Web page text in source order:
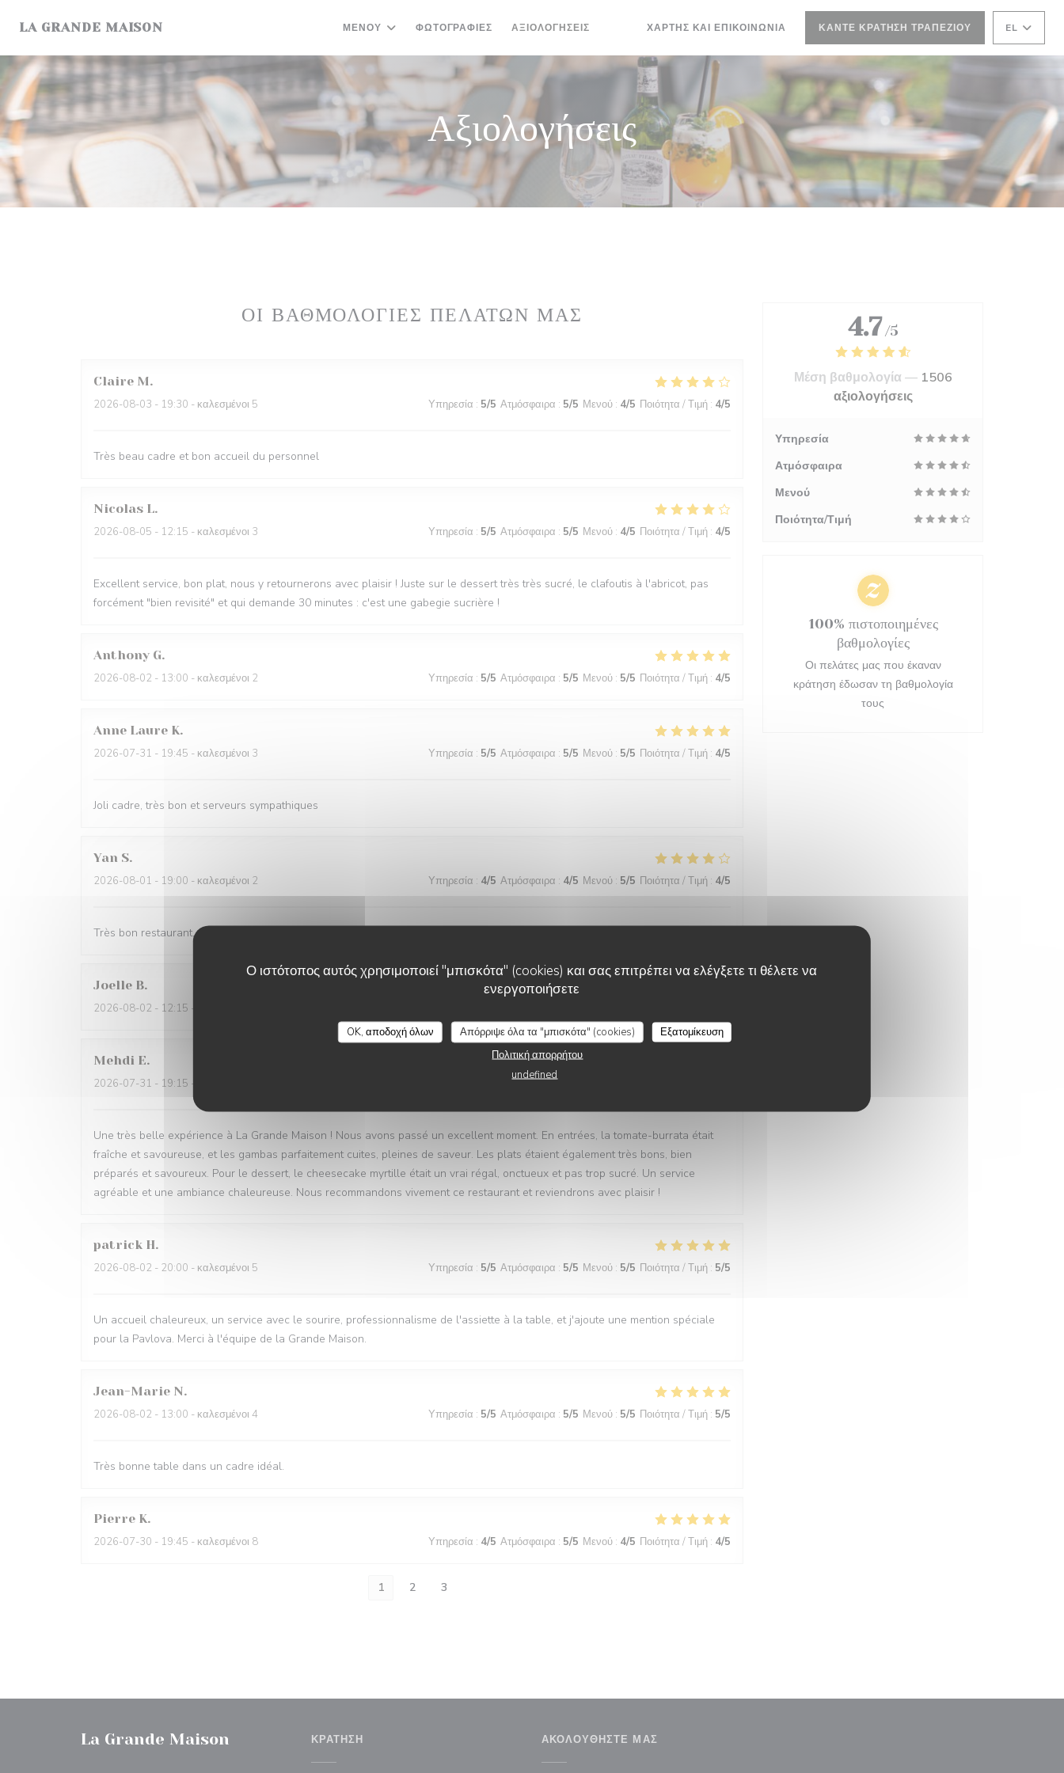
Ο ιστότοπος αυτός χρησιμοποιεί "μπισκότα" (cookies) και σας επιτρέπει να ελέγξετε τι θέλετε να
ενεργοποιήσετε
OK, αποδοχή όλων Απόρριψε όλα τα "μπισκότα" (cookies)
Εξατομίκευση
Πολιτική απορρήτου
undefined
LA GRANDE MAISON ΜΕΝΟΎ ΦΩΤΟΓΡΑΦΊΕΣ ΑΞΙΟΛΟΓΉΣΕΙΣ ΧΆΡΤΗΣ ΚΑΙ ΕΠΙΚΟΙΝΩΝΊΑ ΚΆΝΤΕ ΚΡΆΤΗΣΗ ΤΡΑΠΕΖΙΟΎ EL
Αξιολογήσεις
ΟΙ ΒΑΘΜΟΛΟΓΊΕΣ ΠΕΛΑΤΏΝ ΜΑΣ
Claire M
2026-08-03 - 19:30 - καλεσμένοι 5 Υπηρεσία : 5/5 Ατμόσφαιρα : 5/5 Μενού : 4/5 Ποιότητα / Τιμή : 4/5
Très beau cadre et bon accueil du personnel
Nicolas L
2026-08-05 - 12:15 - καλεσμένοι 3 Υπηρεσία : 5/5 Ατμόσφαιρα : 5/5 Μενού : 4/5 Ποιότητα / Τιμή : 4/5
Excellent service, bon plat, nous y retournerons avec plaisir ! Juste sur le dessert très très sucré, le clafoutis à l'abricot, pas
forcément "bien revisité" et qui demande 30 minutes : c'est une gabegie sucrière !
Anthony G
2026-08-02 - 13:00 - καλεσμένοι 2 Υπηρεσία : 5/5 Ατμόσφαιρα : 5/5 Μενού : 5/5 Ποιότητα / Τιμή : 4/5
Anne Laure K
2026-07-31 - 19:45 - καλεσμένοι 3 Υπηρεσία : 5/5 Ατμόσφαιρα : 5/5 Μενού : 5/5 Ποιότητα / Τιμή : 4/5
Joli cadre, très bon et serveurs sympathiques
Yan S
2026-08-01 - 19:00 - καλεσμένοι 2 Υπηρεσία : 4/5 Ατμόσφαιρα : 4/5 Μενού : 5/5 Ποιότητα / Τιμή : 4/5
Très bon restaurant, très bon service. La seule chose que je ferais, c'est d'installer la climatisation.
Joelle B
2026-08-02 - 12:15 - καλεσμένοι 5
Mehdi E
2026-07-31 - 19:15 - καλεσμένοι 2 Ατμόσφαιρα:
Une très belle expérience à La Grande Maison ! Nous avons passé un excellent moment. En entrées, la tomate-burrata était
fraîche et savoureuse, et les gambas parfaitement cuites, pleines de saveur. Les plats étaient également très bons, bien
préparés et savoureux. Pour le dessert, le cheesecake myrtille était un vrai régal, onctueux et pas trop sucré. Un service
agréable et une ambiance chaleureuse. Nous recommandons vivement ce restaurant et reviendrons avec plaisir !
patrick H
2026-08-02 - 20:00 - καλεσμένοι 5 Υπηρεσία : 5/5 Ατμόσφαιρα : 5/5 Μενού : 5/5 Ποιότητα / Τιμή : 5/5
Un accueil chaleureux, un service avec le sourire, professionnalisme de l'assiette à la table, et j'ajoute une mention spéciale
pour la Pavlova. Merci à l'équipe de la Grande Maison.
Jean-Marie N
2026-08-02 - 13:00 - καλεσμένοι 4 Υπηρεσία : 5/5 Ατμόσφαιρα : 5/5 Μενού : 5/5 Ποιότητα / Τιμή : 5/5
Très bonne table dans un cadre idéal.
Pierre K
2026-07-30 - 19:45 - καλεσμένοι 8 Υπηρεσία : 4/5 Ατμόσφαιρα : 5/5 Μενού : 4/5 Ποιότητα / Τιμή : 4/5
1 2 3
4.7 /5
Μέση βαθμολογία — 1506
αξιολογήσεις
Υπηρεσία
Ατμόσφαιρα
Μενού
Ποιότητα/Τιμή
100% πιστοποιημένες
βαθμολογίες
Οι πελάτες μας που έκαναν
κράτηση έδωσαν τη βαθμολογία
τους
La Grande Maison ΚΡΆΤΗΣΗ ΑΚΟΛΟΥΘΉΣΤΕ ΜΑΣ
LA GRANDE MAISON